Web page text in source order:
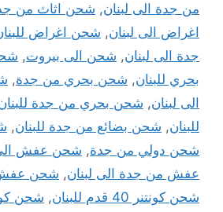
من جدة الى لبنان, شحن اثاث من
اغراض الى لبنان, شحن اغراض
جدة الى لبنان, شحن الى بيروت,
بحري للبنان, شحن بحري من جدة,
الى لبنان, شحن بحري من جدة
للبنان, شحن بضائع من جدة للبنان,
شحن دولي من جدة, شحن عفش الى
عفش من جدة الى لبنان, شحن عفش
شحن كونتنر 40 قدم للبنان
, شحن